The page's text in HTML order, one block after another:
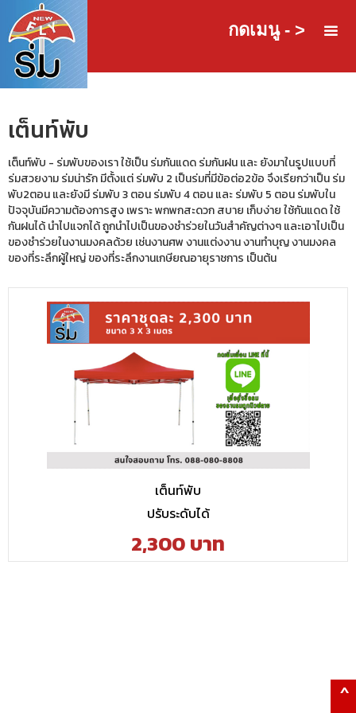
กดเมนู - >
^
เต็นท์พับ
เต็นท์พับ - ร่มพับของเรา ใช้เป็น ร่มกันแดด ร่มกันฝน และ ยังมาในรูปแบบที่
ร่มสวยงาม ร่มน่ารัก มีตั้งแต่ ร่มพับ 2 เป็นร่มที่มีข้อต่อ2ข้อ จึงเรียกว่าเป็น ร่ม
พับ2ตอน และยังมี ร่มพับ 3 ตอน ร่มพับ 4 ตอน และ ร่มพับ 5 ตอน ร่มพับใน
ปัจจุบันมีความต้องการสูง เพราะ พกพกสะดวก สบาย เก็บง่าย ใช้กันแดด ใช้
กันฝนได้ นำไปแจกได้ ถูกนำไปเป็นของชำร่วยในวันสำคัญต่างๆ และเอาไปเป็น
ของชำร่วยในงานมงคลด้วย เช่นงานศพ งานแต่งงาน งานทำบุญ งานมงคล
ของที่ระลึกผู้ใหญ่ ของที่ระลึกงานเกษียณอายุราชการ เป็นต้น
เต็นท์พับ
ปรับระดับได้
2,300 บาท